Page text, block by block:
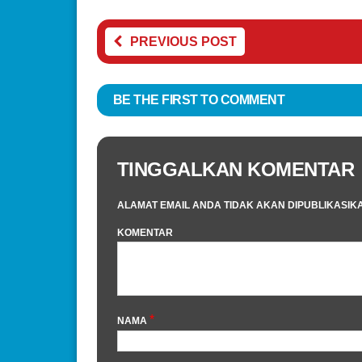
PREVIOUS POST
BE THE FIRST TO COMMENT
TINGGALKAN KOMENTAR
ALAMAT EMAIL ANDA TIDAK AKAN
KOMENTAR
NAMA *